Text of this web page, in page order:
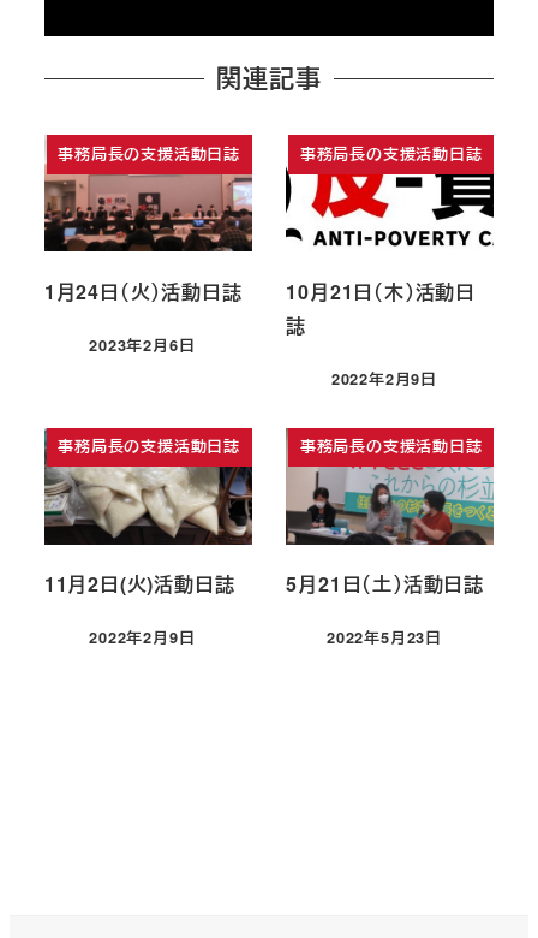
関連記事
事務局長の支援活動日誌
1月24日（火）活動日誌
投稿日
2023年2月6日
事務局長の支援活動日誌
10月21日（木）活動日
誌
投稿日
2022年2月9日
事務局長の支援活動日誌
11月2日(火)活動日誌
投稿日
2022年2月9日
事務局長の支援活動日誌
5月21日（土）活動日誌
投稿日
2022年5月23日